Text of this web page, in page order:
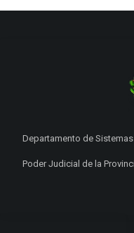
Departamento de
Poder Judicial de la